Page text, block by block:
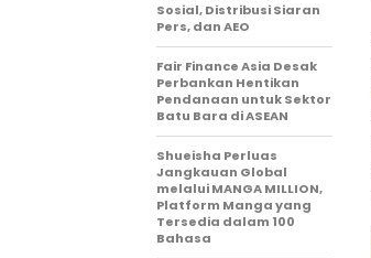
Sosial, Distribusi Siaran
Pers, dan AEO
Fair Finance Asia Desak
Perbankan Hentikan
Pendanaan untuk Sektor
Batu Bara di ASEAN
Shueisha Perluas
Jangkauan Global
melalui MANGA MILLION,
Platform Manga yang
Tersedia dalam 100
Bahasa